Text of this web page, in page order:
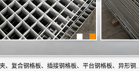
常州市格美瑞钢格板有限公司专业生产